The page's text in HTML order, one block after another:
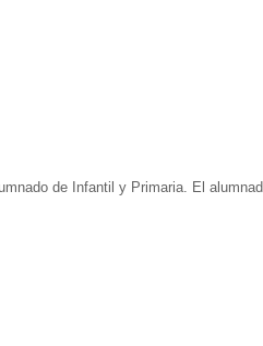
de Infantil y Primaria. El